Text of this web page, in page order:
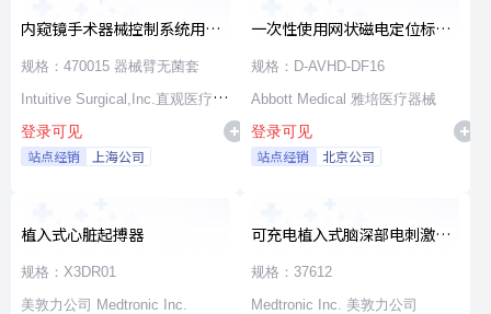
内窥镜手术器械控制系统用无
源器械和附件
规格：470015 器械臂无菌套
Intuitive Surgical,Inc.直观医疗公
司
登录可见
站点经销 上海公司
一次性使用网状磁电定位标测
导管
规格：D-AVHD-DF16
Abbott Medical 雅培医疗器械
登录可见
站点经销 北京公司
植入式心脏起搏器
规格：X3DR01
美敦力公司 Medtronic Inc.
可充电植入式脑深部电刺激脉
冲发生器套件
规格：37612
Medtronic Inc. 美敦力公司